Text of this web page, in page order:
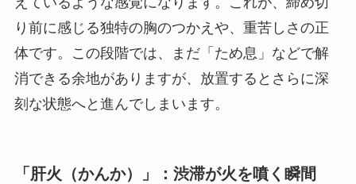
り前に感じる独特の胸のつかえや、重苦しさの正
体です。この段階では、まだ「ため息」などで解
消できる余地がありますが、放置するとさらに深
刻な状態へと進んでしまいます。
「肝火（かんか）」：渋滞が火を噴く瞬間